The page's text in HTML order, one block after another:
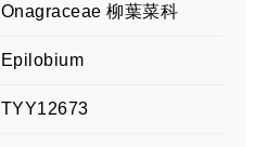
Onagraceae 柳葉菜科
Epilobium
TYY12673